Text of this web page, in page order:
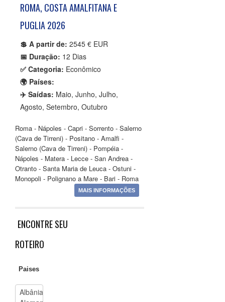
ROMA, COSTA AMALFITANA E
PUGLIA 2026
💲 A partir de: 2545 € EUR
📅 Duração: 12 Dias
✅ Categoria: Econômico
🌍 Países:
✈️ Saídas: Maio, Junho, Julho,
Agosto, Setembro, Outubro
Roma - Nápoles - Capri - Sorrento - Salerno
(Cava de Tirreni) - Positano - Amalfi -
Salerno (Cava de Tirreni) - Pompéia -
Nápoles - Matera - Lecce - San Andrea -
Otranto - Santa Maria de Leuca - Ostuni -
Monopoli - Polignano a Mare - Bari - Roma
MAIS INFORMAÇÕES
ENCONTRESEU
ROTEIRO
Paises